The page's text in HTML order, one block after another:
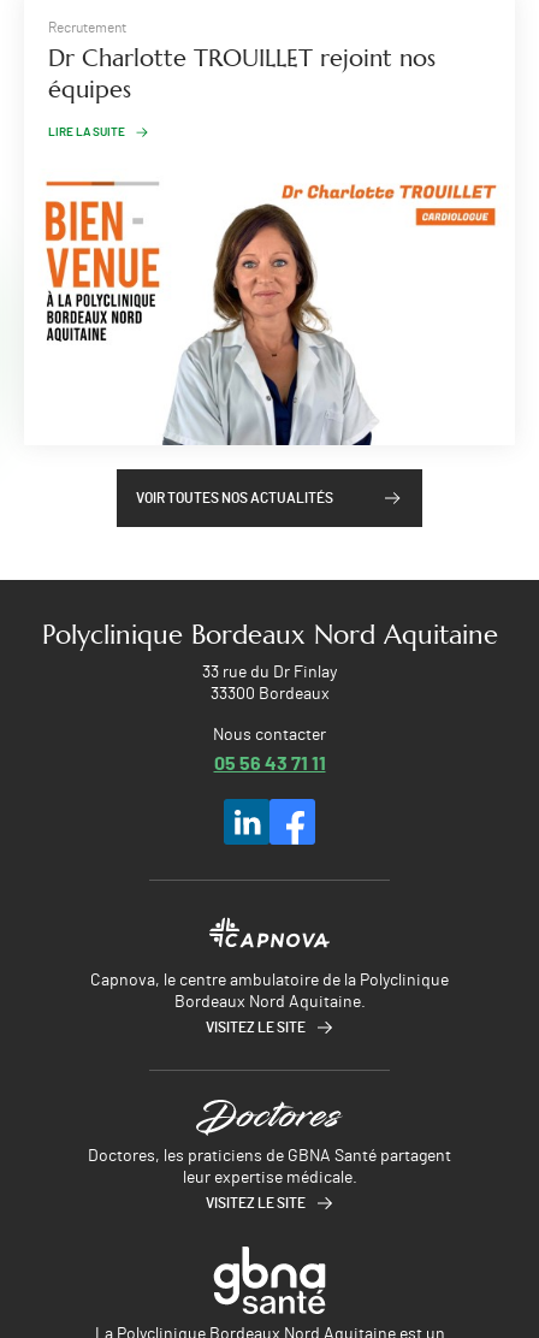
Recrutement
Dr Charlotte TROUILLET rejoint nos
équipes
LIRE LA SUITE
VOIR TOUTES NOS ACTUALITÉS
Polyclinique Bordeaux Nord Aquitaine
33 rue du Dr Finlay
33300 Bordeaux
Nous contacter
05 56 43 71 11
Capnova, le centre ambulatoire de la Polyclinique
Bordeaux Nord Aquitaine.
VISITEZ LE SITE
Doctores, les praticiens de GBNA Santé partagent
leur expertise médicale.
VISITEZ LE SITE
La Polyclinique Bordeaux Nord Aquitaine est un